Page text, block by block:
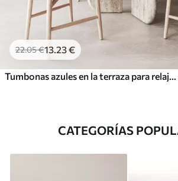
22.05€13.23€
Tumbonas azules en la terraza para relajarse junto al mar acuarela
CATEGORÍAS